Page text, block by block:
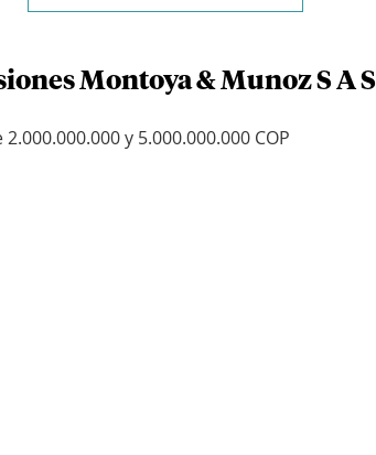
Montoya & Munoz S A S
2.000.000.000 y 5.000.000.000 COP